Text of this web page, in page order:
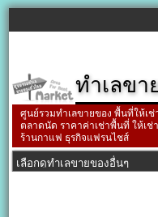
ทำเลขา
ศูนย์รวมทำเลขายของ พื้นที่ให้เ
ตลาดนัด ราคาค่าเช่าพื้นที่ ให้เช่
ร้านกาแฟ ธุรกิจแฟรนไชส์